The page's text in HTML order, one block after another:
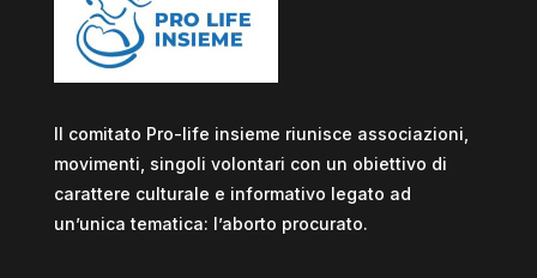
Il comitato Pro-life insieme riunisce associazioni,
movimenti, singoli volontari con un obiettivo di
carattere culturale e informativo legato ad
un’unica tematica: l’aborto procurato.